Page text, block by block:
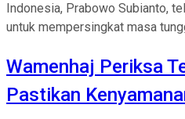
Indonesia, Prabowo Subianto,
untuk mempersingkat masa
Wamenhaj Periksa
Pastikan